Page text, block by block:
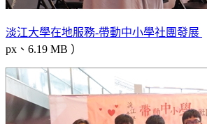
淡江大學在地服務-帶動中小學社團發展
px、6.19 MB ）